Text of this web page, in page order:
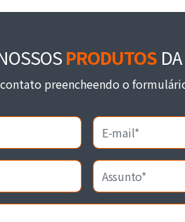
PRODUTOS DA
preencheendo o